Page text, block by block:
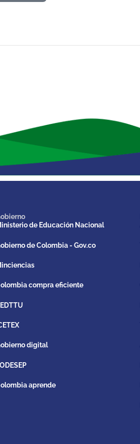
de Educación Nacional
de Colombia - Gov.co
compra eficiente
digital
aprende